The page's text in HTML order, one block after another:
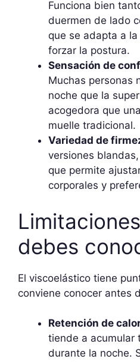
Funciona bien
duermen de lado
que se adapta a
forzar la postura.
Sensación de
Muchas personas
noche que la
acogedora que
muelle tradicional.
Variedad de
versiones
que permite
corporales y
debes
El viscoelástico tiene
conviene conocer antes
Retención de
tiende a acumular
durante la noche.